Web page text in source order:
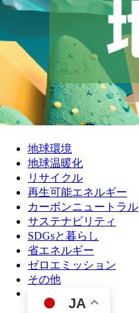
地球環境
地球温暖化
リサイクル
再生可能エネルギー
カーボンニュートラル
サステナビリティ
SDGsと暮らし
省エネルギー
ゼロエミッション
その他
JA